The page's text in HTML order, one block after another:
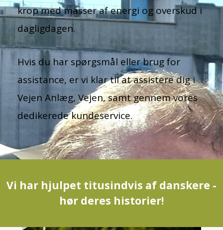
krop med masser af energi og overskud i
dagligdagen.
Hvis du har spørgsmål eller brug for
assistance, er vi klar til at assistere dig i
Vejen Anlæg, Vejen, samt gennem vores
dedikerede kundeservice.
Vi har hjulpet titusindvis af danskere -
hør deres historier!